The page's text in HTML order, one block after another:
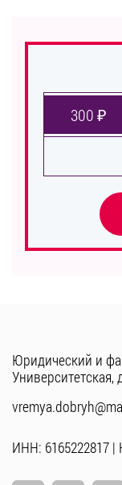
300 ₽
Юридический и
Университетская,
ИНН: 6165222817 |